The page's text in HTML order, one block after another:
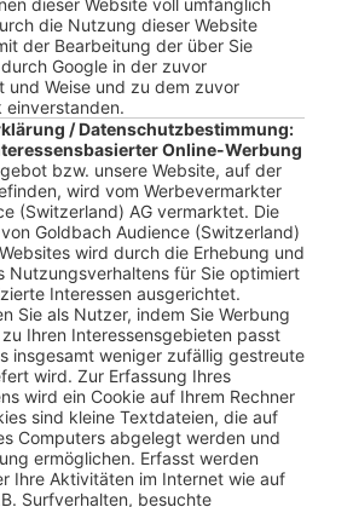
dieser Website voll umfänglich
die Nutzung dieser Website
der Bearbeitung der über Sie
Google in der zuvor
und Weise und zu dem zuvor
einverstanden.
/ Datenschutzbestimmung:
Online-Werbung
bzw. unsere Website, auf der
wird vom Werbevermarkter
(Switzerland) AG vermarktet. Die
Goldbach Audience (Switzerland)
wird durch die Erhebung und
Nutzungsverhaltens für Sie optimiert
Interessen ausgerichtet.
Sie als Nutzer, indem Sie Werbung
Ihren Interessensgebieten passt
insgesamt weniger zufällig gestreute
wird. Zur Erfassung Ihres
wird ein Cookie auf Ihrem Rechner
sind kleine Textdateien, die auf
Computers abgelegt werden und
ermöglichen. Erfasst werden
Ihre Aktivitäten im Internet wie auf
Surfverhalten, besuchte